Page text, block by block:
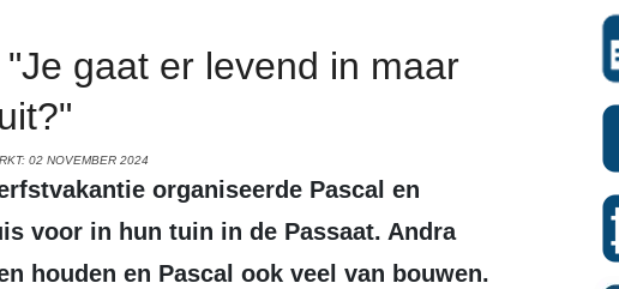
gaat er levend in maar
02 NOVEMBER 2024
voor in hun tuin in de Passaat. Andra
houden en Pascal ook veel van bouwen.